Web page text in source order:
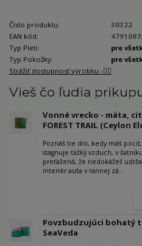
Číslo produktu:
30322
EAN kód:
Typ Pleti:
pre
Typ Pokožky:
pre
Strážiť dostupnosť výrobku -🐕‍🦺
Vieš čo ľudia
Vonné vrecko - mäta,
FOREST TRAIL (Ceylon
Poznáš tie dni, kedy máš
stagnuje ťažký vzduch, v
preťažená, že nedokážeš
interiér auta v rannej zá...
Povzbudzujúci bohatý
SeaVeda